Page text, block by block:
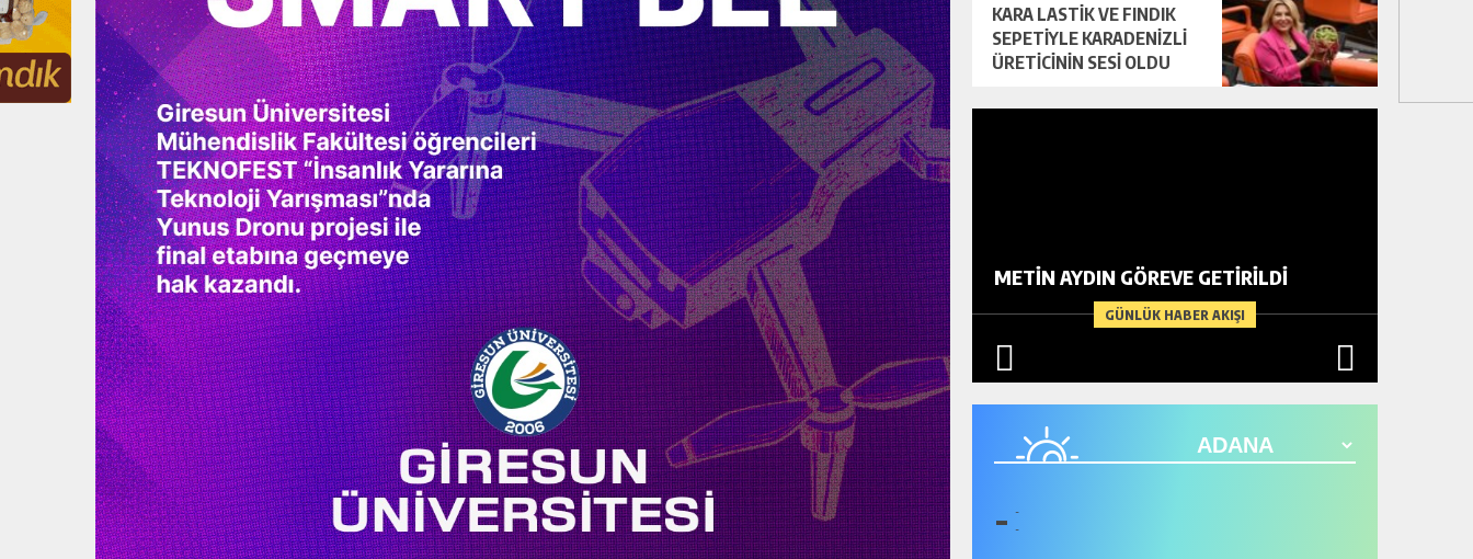
KARA LASTİK VE FINDIK
SEPETİYLE KARADENİZLİ
ÜRETİCİNİN SESİ OLDU
GÜNLÜK HABER AKIŞI
METİN AYDIN GÖREVE GETİRİLDİ
- -
-